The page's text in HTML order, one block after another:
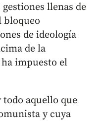
llenas de
bloqueo
de ideología
de la
impuesto el
aquello que
y cuya